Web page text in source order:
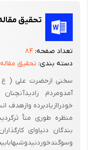
تحقیق
تعداد صفحه: ۸۴
دسته بندی: تحقیق
سخنی ازحضرت علی ( ع
آمدومردم
خودراازیادبرده وازهدف
منظره طوری متأ
بندگان دنیاوای